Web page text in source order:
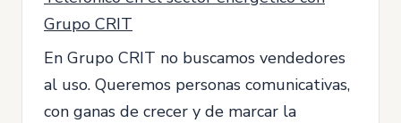
Grupo CRIT
En Grupo CRIT no buscamos vendedores
al uso. Queremos personas comunicativas,
con ganas de crecer y de marcar la